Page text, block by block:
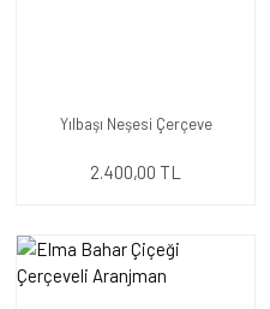
Yılbaşı Neşesi Çerçeve
2.400,00 TL